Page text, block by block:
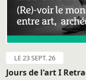
LE 23 SEPT. 26
Jours de l'art I